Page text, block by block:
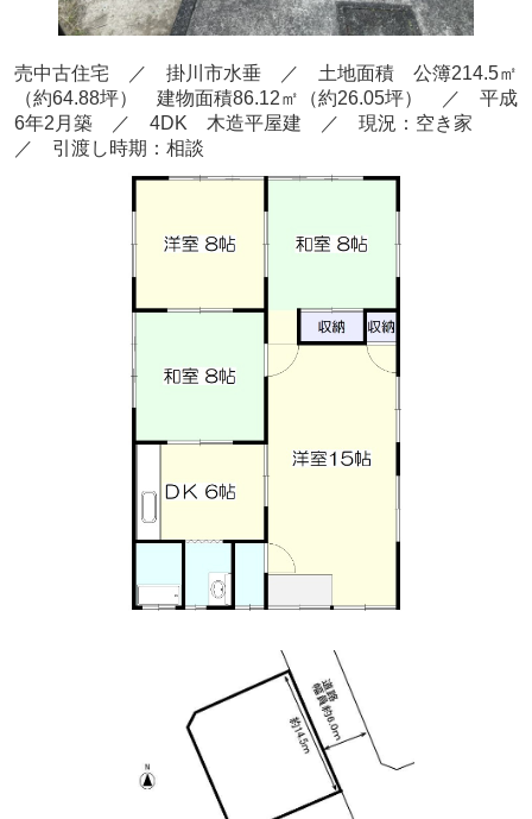
売中古住宅 ／ 掛川市水垂 ／ 土地面積 公簿214.5㎡
（約64.88坪） 建物面積86.12㎡（約26.05坪） ／ 平成
6年2月 築 ／ 4DK 木造平屋建 ／ 現況：空き家
／ 引渡し時期：相談